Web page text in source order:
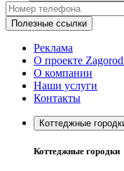
Полезные ссылки
Реклама
О проекте
О компании
Наши услуги
Контакты
Коттеджные
Коттеджные городки